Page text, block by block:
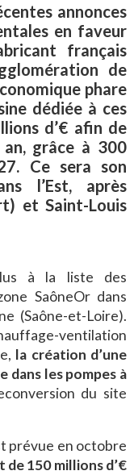
annonces
en faveur
français
de
phare
dédiée à ces
d’€ afin de
grâce à 300
Ce sera son
l’Est, après
et Saint-Louis
à la liste des
SaôneOr dans
(Saône-et-Loire).
ventilation
la création d’une
les pompes à
du site
prévue en octobre
de 150 millions d’€